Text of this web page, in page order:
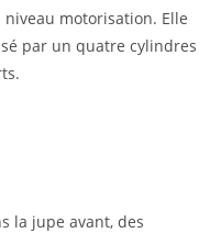
niveau motorisation. Elle
par un quatre cylindres
la jupe avant, des